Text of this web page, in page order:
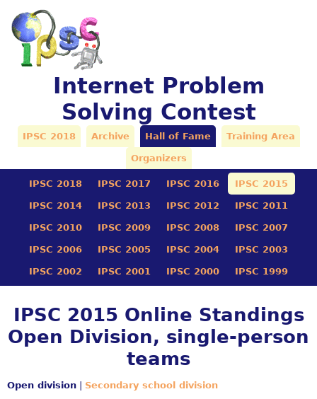
Internet Problem
Solving Contest
IPSC 2018 Archive Hall of Fame Training Area
Organizers
IPSC 2018 IPSC 2017 IPSC 2016 IPSC 2015
IPSC 2014 IPSC 2013 IPSC 2012 IPSC 2011
IPSC 2010 IPSC 2009 IPSC 2008 IPSC 2007
IPSC 2006 IPSC 2005 IPSC 2004 IPSC 2003
IPSC 2002 IPSC 2001 IPSC 2000 IPSC 1999
IPSC 2015 Online Standings
Open Division, single-person
teams
Open division
Secondary school division